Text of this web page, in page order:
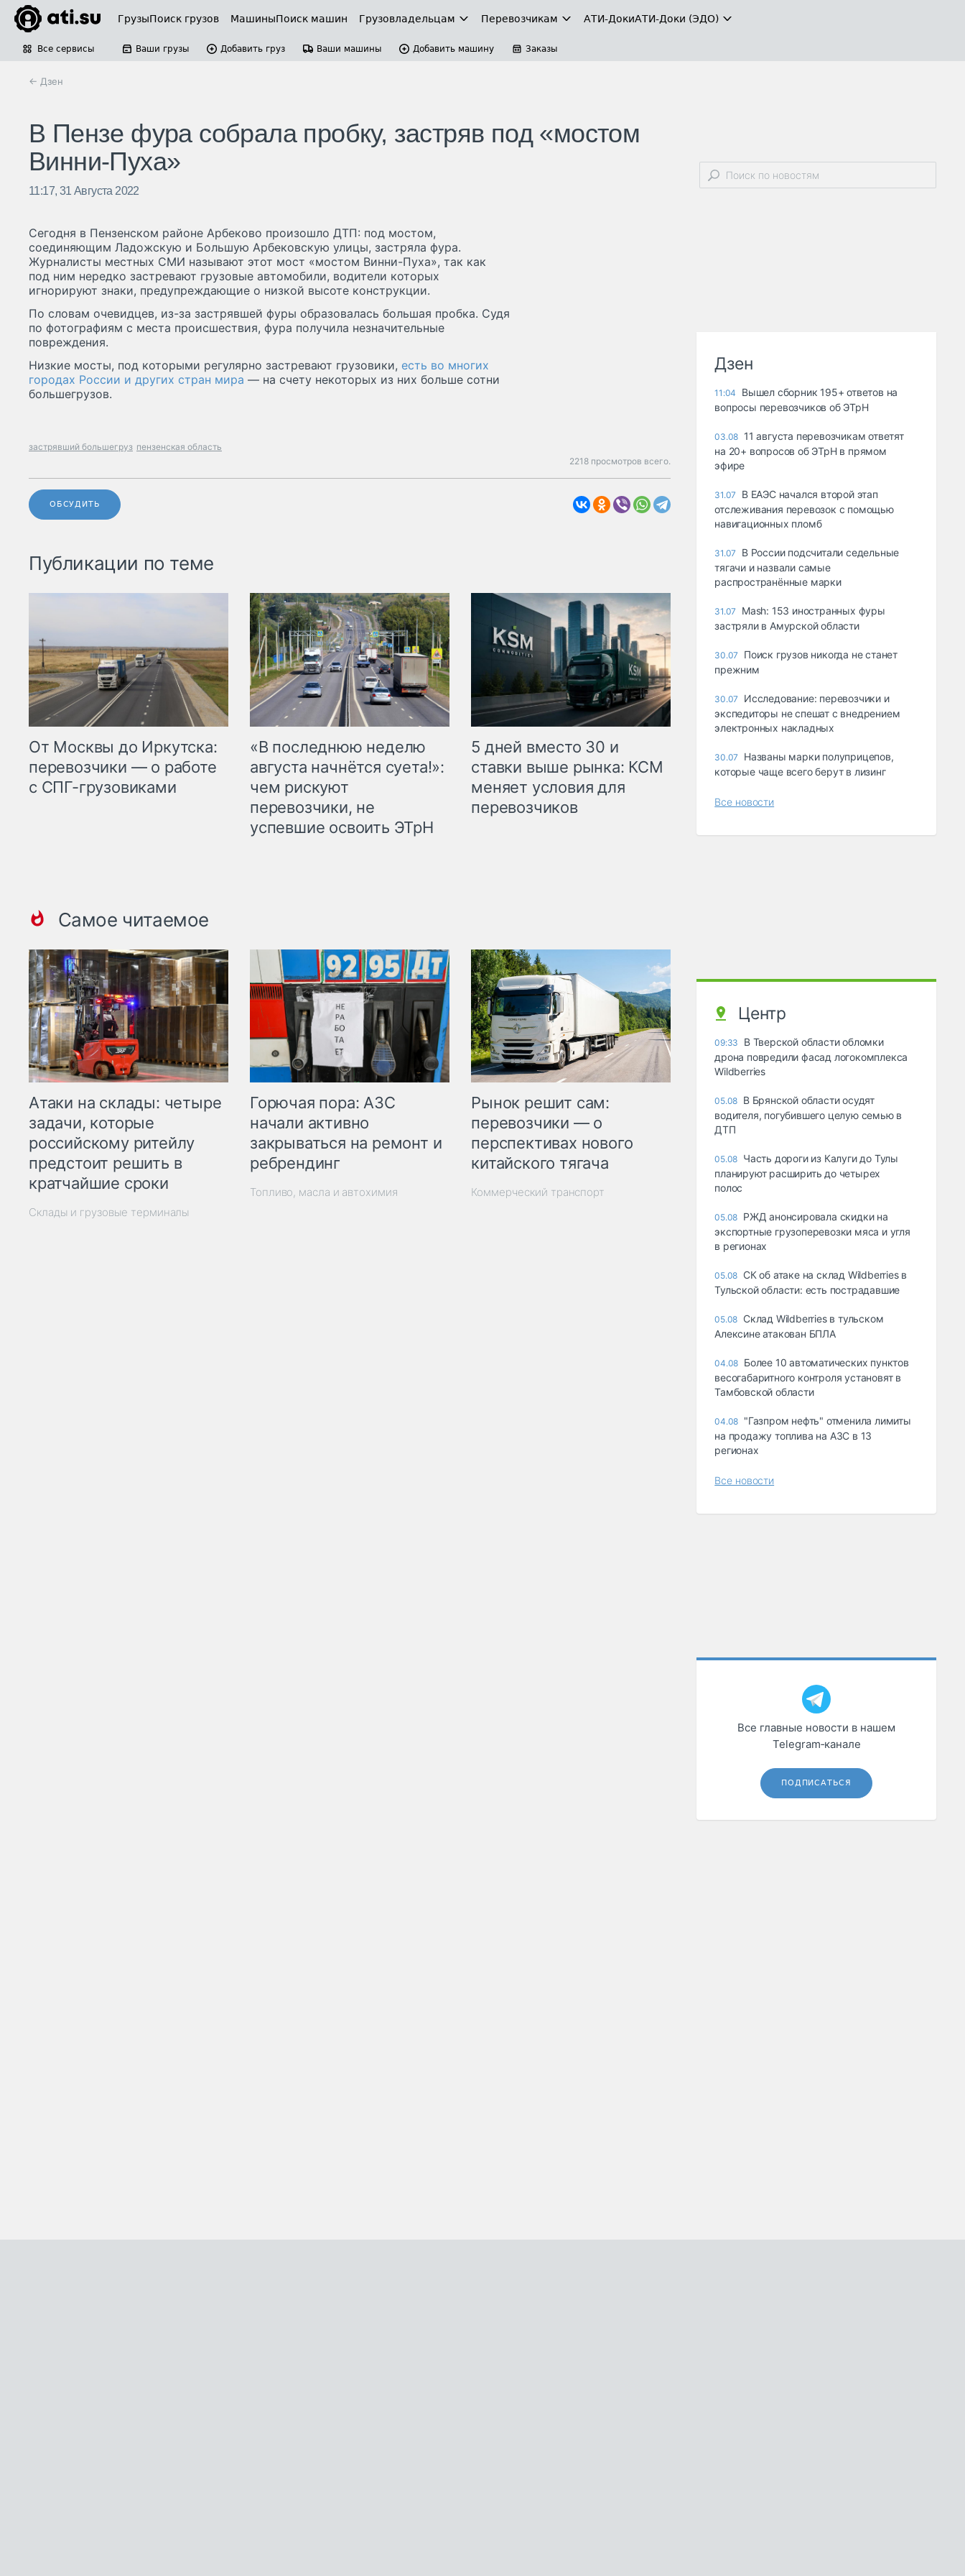
ГрузыПоиск грузов МашиныПоиск машин Грузовладельцам Перевозчикам АТИ-ДокиАТИ-Доки (ЭДО)
Все сервисы Ваши грузы Добавить груз Ваши машины Добавить машину Заказы
← Дзен
В Пензе фура собрала пробку, застряв под «мостом
Винни-Пуха»
11:17, 31 Августа 2022
Сегодня в Пензенском районе Арбеково произошло ДТП: под мостом,
соединяющим Ладожскую и Большую Арбековскую улицы, застряла фура.
Журналисты местных СМИ называют этот мост «мостом Винни-Пуха», так как
под ним нередко застревают грузовые автомобили, водители которых
игнорируют знаки, предупреждающие о низкой высоте конструкции.
По словам очевидцев, из-за застрявшей фуры образовалась большая пробка. Судя
по фотографиям с места происшествия, фура получила незначительные
повреждения.
Низкие мосты, под которыми регулярно застревают грузовики, есть во многих
городах России и других стран мира — на счету некоторых из них больше сотни
большегрузов.
застрявший большегруз пензенская область
2218 просмотров всего.
ОБСУДИТЬ
Публикации по теме
От Москвы до Иркутска:
перевозчики — о работе
с СПГ-грузовиками
«В последнюю неделю
августа начнётся суета!»:
чем рискуют
перевозчики, не
успевшие освоить ЭТрН
5 дней вместо 30 и
ставки выше рынка: КСМ
меняет условия для
перевозчиков
Самое читаемое
Атаки на склады: четыре
задачи, которые
российскому ритейлу
предстоит решить в
кратчайшие сроки
Склады и грузовые терминалы
Горючая пора: АЗС
начали активно
закрываться на ремонт и
ребрендинг
Топливо, масла и автохимия
Рынок решит сам:
перевозчики — о
перспективах нового
китайского тягача
Коммерческий транспорт
Дзен
11:04
Вышел сборник 195+ ответов на
вопросы перевозчиков об ЭТрН
03.08 11 августа перевозчикам ответят
на 20+ вопросов об ЭТрН в прямом
эфире
31.07
В ЕАЭС начался второй этап
отслеживания перевозок с помощью
навигационных пломб
31.07
В России подсчитали седельные
тягачи и назвали самые
распространённые марки
31.07
Mash: 153 иностранных фуры
застряли в Амурской области
30.07
Поиск грузов никогда не станет
прежним
30.07
Исследование: перевозчики и
экспедиторы не спешат с внедрением
электронных накладных
30.07
Названы марки полуприцепов,
которые чаще всего берут в лизинг
Все новости
Центр
09:33
В Тверской области обломки
дрона повредили фасад логокомплекса
Wildberries
05.08 В Брянской области осудят
водителя, погубившего целую семью в
ДТП
05.08 Часть дороги из Калуги до Тулы
планируют расширить до четырех
полос
05.08 РЖД анонсировала скидки на
экспортные грузоперевозки мяса и угля
в регионах
05.08 СК об атаке на склад Wildberries в
Тульской области: есть пострадавшие
05.08 Склад Wildberries в тульском
Алексине атакован БПЛА
04.08 Более 10 автоматических пунктов
весогабаритного контроля установят в
Тамбовской области
04.08 "Газпром нефть" отменила лимиты
на продажу топлива на АЗС в 13
регионах
Все новости
Все главные новости в нашем
Telegram‑канале
ПОДПИСАТЬСЯ